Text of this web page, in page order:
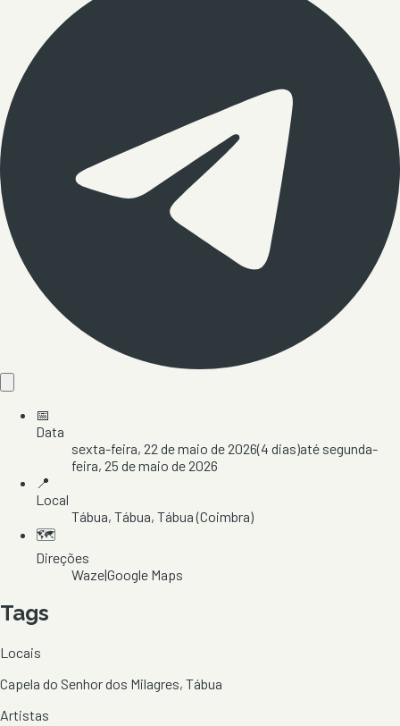
📅
Data
sexta-feira, 22 de maio de 2026(4 dias)até segunda-
feira, 25 de maio de 2026
📍
Local
Tábua, Tábua, Tábua(Coimbra)
🗺️
Direções
Waze|Google Maps
Tags
Locais
Capela do Senhor dos Milagres, Tábua
Artistas